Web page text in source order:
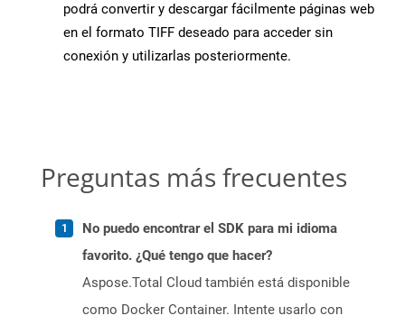
podrá convertir y descargar fácilmente páginas web
en el formato TIFF deseado para acceder sin
conexión y utilizarlas posteriormente.
Preguntas más frecuentes
No puedo encontrar el SDK para mi idioma
favorito. ¿Qué tengo que hacer?
Aspose.Total Cloud también está disponible
como Docker Container. Intente usarlo con